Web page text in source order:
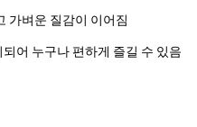
가벼운 질감이 이어짐
어 누구나 편하게 즐길 수 있음